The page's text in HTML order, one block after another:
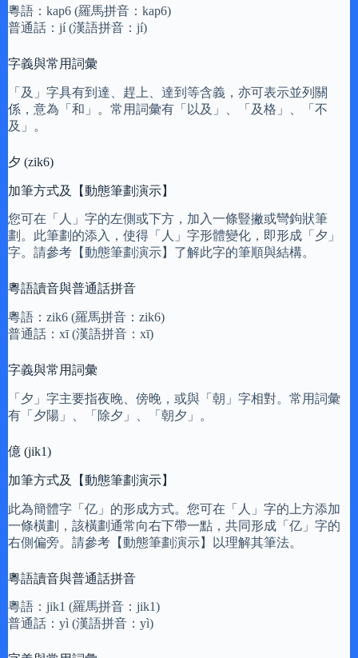
粵語：kap6 (羅馬拼音：kap6)
普通話：jí (漢語拼音：jí)
字義與常用詞彙
「及」字具有到達、趕上、達到等含義，亦可表示並列關
係，意為「和」。常用詞彙有「以及」、「及格」、「不
及」。
夕 (zik6)
加筆方式及【動態筆劃演示】
您可在「人」字的左側或下方，加入一條豎撇或彎鉤狀筆
劃。此筆劃的添入，使得「人」字形體變化，即形成「夕」
字。請參考【動態筆劃演示】了解此字的筆順與結構。
粵語讀音與普通話拼音
粵語：zik6 (羅馬拼音：zik6)
普通話：xī (漢語拼音：xī)
字義與常用詞彙
「夕」字主要指夜晚、傍晚，或與「朝」字相對。常用詞彙
有「夕陽」、「除夕」、「朝夕」。
億 (jik1)
加筆方式及【動態筆劃演示】
此為簡體字「亿」的形成方式。您可在「人」字的上方添加
一條橫劃，該橫劃通常向右下帶一點，共同形成「亿」字的
右側偏旁。請參考【動態筆劃演示】以理解其筆法。
粵語讀音與普通話拼音
粵語：jik1 (羅馬拼音：jik1)
普通話：yì (漢語拼音：yì)